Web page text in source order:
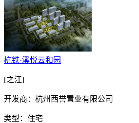
杭铁·溪悦云和园
[之江]
开发商：杭州西誉置业有限公司
类型：住宅